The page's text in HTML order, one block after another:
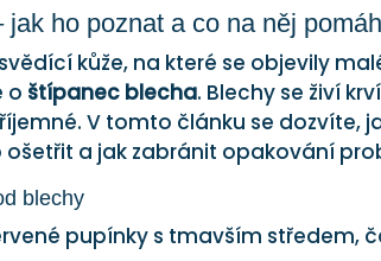
jak ho poznat a co na něj
kůže, na které se objevily
o štípanec blecha. Blechy se živí
V tomto článku se dozvíte,
ošetřit a jak zabránit opakování
blechy
pupínky s tmavším středem,